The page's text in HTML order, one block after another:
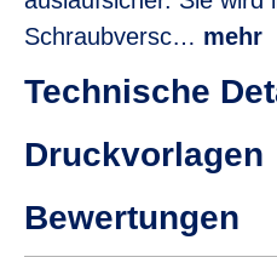
Schraubversc… mehr
Technische
Druckvorlagen
Bewertungen